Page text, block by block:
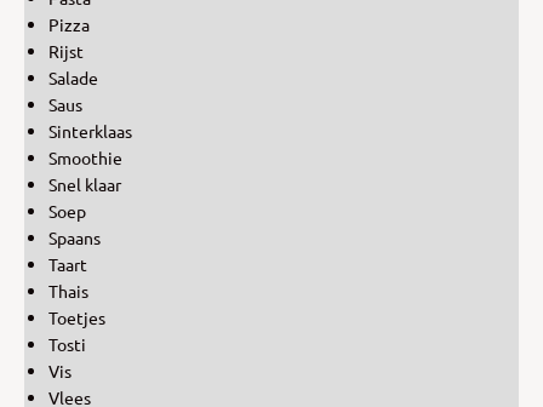
Pizza
Rijst
Salade
Saus
Sinterklaas
Smoothie
Snel klaar
Soep
Spaans
Taart
Thais
Toetjes
Tosti
Vis
Vlees